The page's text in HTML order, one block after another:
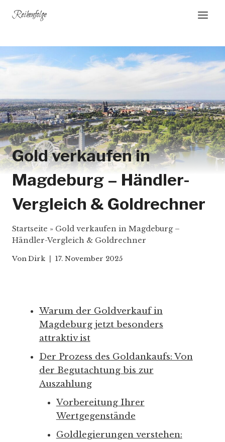
Inhalt
Reihenfolge
Gold verkaufen in
Magdeburg – Händler-
Vergleich & Goldrechner
Startseite » Gold verkaufen in Magdeburg –
Händler-Vergleich & Goldrechner
VonDirk 17. November 2025
Warum der Goldverkauf in
Magdeburg jetzt besonders
attraktiv ist
Der Prozess des Goldankaufs: Von
der Begutachtung bis zur
Auszahlung
Vorbereitung Ihrer
Wertgegenstände
Goldlegierungen verstehen: